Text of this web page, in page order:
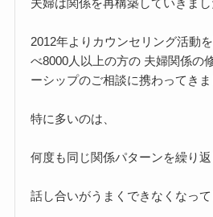
2012年よりカウンセリング活動
べ8000人以上の方の 夫婦関係の
ーシップのご相談に携わってきま
特に多いのは、
何度も同じ関係パターンを繰り
話し合いがうまくできなくなっ